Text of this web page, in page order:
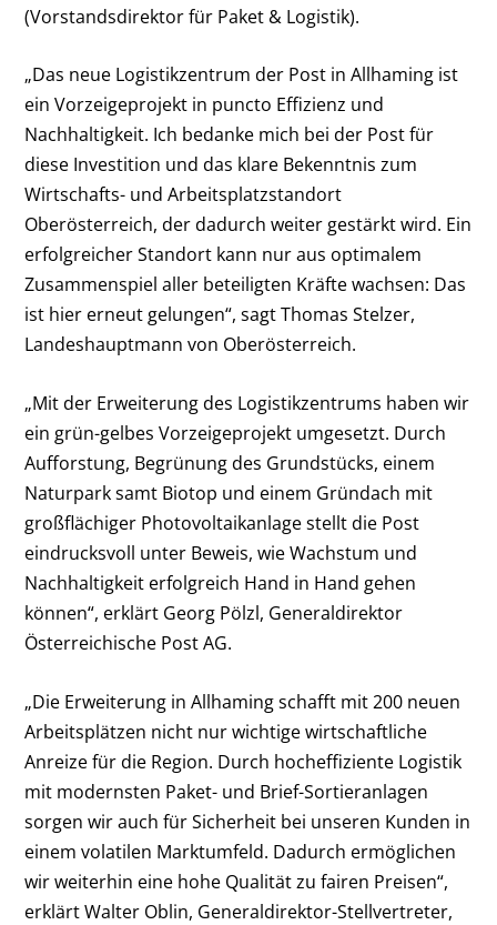
(Vorstandsdirektor für Paket & Logistik).
„Das neue Logistikzentrum der Post in Allhaming ist
ein Vorzeigeprojekt in puncto Effizienz und
Nachhaltigkeit. Ich bedanke mich bei der Post für
diese Investition und das klare Bekenntnis zum
Wirtschafts- und Arbeitsplatzstandort
Oberösterreich, der dadurch weiter gestärkt wird. Ein
erfolgreicher Standort kann nur aus optimalem
Zusammenspiel aller beteiligten Kräfte wachsen: Das
ist hier erneut gelungen“, sagt Thomas Stelzer,
Landeshauptmann von Oberösterreich.
„Mit der Erweiterung des Logistikzentrums haben wir
ein grün-gelbes Vorzeigeprojekt umgesetzt. Durch
Aufforstung, Begrünung des Grundstücks, einem
Naturpark samt Biotop und einem Gründach mit
großflächiger Photovoltaikanlage stellt die Post
eindrucksvoll unter Beweis, wie Wachstum und
Nachhaltigkeit erfolgreich Hand in Hand gehen
können“, erklärt Georg Pölzl, Generaldirektor
Österreichische Post AG.
„Die Erweiterung in Allhaming schafft mit 200 neuen
Arbeitsplätzen nicht nur wichtige wirtschaftliche
Anreize für die Region. Durch hocheffiziente Logistik
mit modernsten Paket- und Brief-Sortieranlagen
sorgen wir auch für Sicherheit bei unseren Kunden in
einem volatilen Marktumfeld. Dadurch ermöglichen
wir weiterhin eine hohe Qualität zu fairen Preisen“,
erklärt Walter Oblin, Generaldirektor-Stellvertreter,